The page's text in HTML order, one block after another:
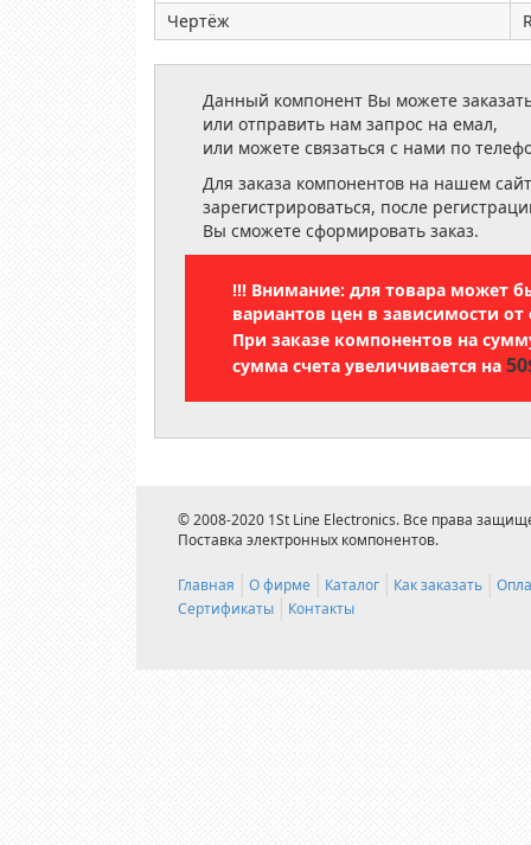
Чертёж
Данный компонент Вы можете
или отправить нам запрос на емал,
или можете связаться с нами по
Для заказа компонентов на нашем
зарегистрироваться, после
Вы сможете сформировать заказ.
!!! Внимание: для товара может
вариантов цен в зависимости от
При заказе компонентов на
сумма счета увеличивается на
© 2008-2020 1St Line Electronics. Все права
Поставка электронных компонентов.
Главная О фирме Каталог Как заказать
Сертификаты
Контакты